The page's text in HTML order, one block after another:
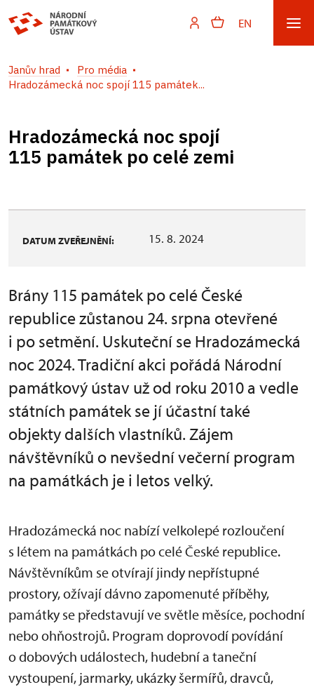
EN
Janův hrad
Pro média
Hradozámecká noc spojí 115 památek...
Hradozámecká noc spojí
115 památek po celé zemi
DATUM ZVEŘEJNĚNÍ: 15. 8. 2024
Brány 115 památek po celé České
republice zůstanou 24. srpna otevřené
i po setmění. Uskuteční se Hradozámecká
noc 2024. Tradiční akci pořádá Národní
památkový ústav už od roku 2010 a vedle
státních památek se jí účastní také
objekty dalších vlastníků. Zájem
návštěvníků o nevšední večerní program
na památkách je i letos velký.
Hradozámecká noc nabízí velkolepé rozloučení
s létem na památkách po celé České republice.
Návštěvníkům se otvírají jindy nepřístupné
prostory, ožívají dávno zapomenuté příběhy,
památky se představují ve světle měsíce, pochodní
nebo ohňostrojů. Program doprovodí povídání
o dobových událostech, hudební a taneční
vystoupení, jarmarky, ukázky šermířů, dravců,